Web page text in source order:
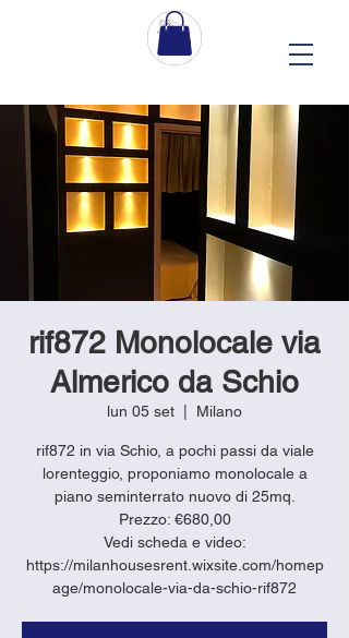
rif872 Monolocale via
Almerico da Schio
lun 05 set Milano
rif872 in via Schio, a pochi passi da viale
lorenteggio, proponiamo monolocale a
piano seminterrato nuovo di 25mq.
Prezzo: €680,00
Vedi scheda e video:
https://milanhousesrent.wixsite.com/homep
age/monolocale-via-da-schio-rif872